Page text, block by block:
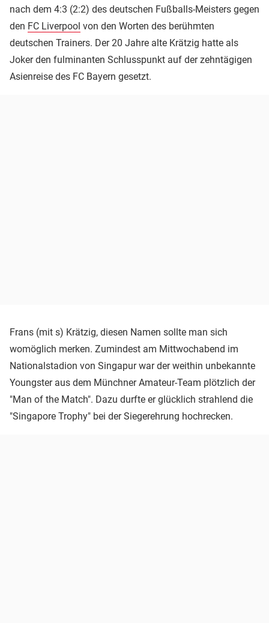
nach dem 4:3 (2:2) des deutschen Fußballs-Meisters gegen
den FC Liverpool von den Worten des berühmten
deutschen Trainers. Der 20 Jahre alte Krätzig hatte als
Joker den fulminanten Schlusspunkt auf der zehntägigen
Asienreise des FC Bayern gesetzt.
Frans (mit s) Krätzig, diesen Namen sollte man sich
womöglich merken. Zumindest am Mittwochabend im
Nationalstadion von Singapur war der weithin unbekannte
Youngster aus dem Münchner Amateur-Team plötzlich der
"Man of the Match". Dazu durfte er glücklich strahlend die
"Singapore Trophy" bei der Siegerehrung hochrecken.